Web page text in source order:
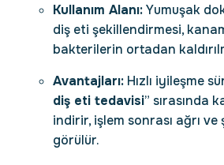
Kullanım Alanı:Yumuşak
diş eti şekillendirmesi,
bakterilerin ortadan
Avantajları: Hızlı iyileşme
diş eti tedavisi” sırasında
indirir, işlem sonrası ağrı
görülür.